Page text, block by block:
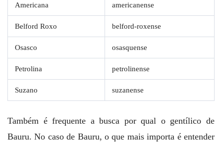
Americana americanense
Belford Roxo belford-roxense
Osasco osasquense
Petrolina petrolinense
Suzano suzanense
Também é frequente a busca por qual o gentílico de
Bauru. No caso de Bauru, o que mais importa é entender